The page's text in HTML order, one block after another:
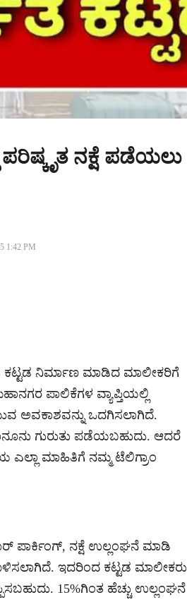
ನಕ್ಷೆ ಪಡೆಯಲು
1:42 PM
ಕಟ್ಟಡ ನಿರ್ಮಾಣ ಮಾಡಿದ ಮಾಲೀಕರಿಗೆ
ಪಾಲಿಕೆಗಳ ವ್ಯಾಪ್ತಿಯಲ್ಲಿ
ಅವಕಾಶವನ್ನು ಒದಗಿಸಲಾಗಿದೆ.
ಗುರುತು ಪಡೆಯಬಹುದು. ಆದರೆ
ಮಾಹಿತಿಗೆ ನಮ್ಮ ಟೆಲಿಗ್ರಾಂ
ಪಾರ್ಕಿಂಗ್, ನಕ್ಷೆ ಉಲ್ಲಂಘನೆ ಮಾಡಿ
ಇದರಿಂದ ಕಟ್ಟಡ ಮಾಲೀಕರು
15%ಗಿಂತ ಹೆಚ್ಚು ಉಲ್ಲಂಘನೆ